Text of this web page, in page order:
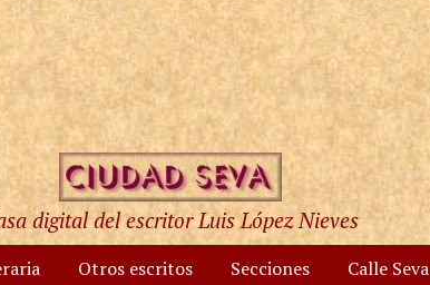
digital del escritor Luis López Nieves
Otros escritos Secciones Calle Seva